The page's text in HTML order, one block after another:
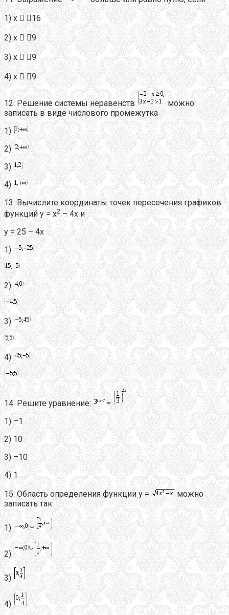
1) х  16
2) х  9
3) х  9
4) х  9
12. Решение системы неравенств
можно
записать в виде числового промежутка
1)
2)
3)
4)
13. Вычислите координаты точек пересечения графиков
функций y = x2 – 4x и
y = 25 – 4x
1)
2)
3)
4)
14. Решите уравнение:
=
1) –1
2) 10
3) –10
4) 1
15. Область определения функции y =
можно
записать так
1)
2)
3)
4)